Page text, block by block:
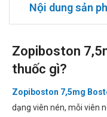
Nội dung sản
Zopiboston
thuốc gì?
Zopiboston 7,5mg
dạng viên nén, mỗi viên